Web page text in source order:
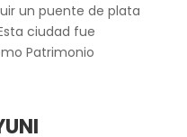
un puente de plata
ciudad fue
Patrimonio